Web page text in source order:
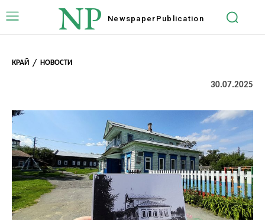
NP Newspaper Publication
КРАЙ НОВОСТИ
30.07.2025